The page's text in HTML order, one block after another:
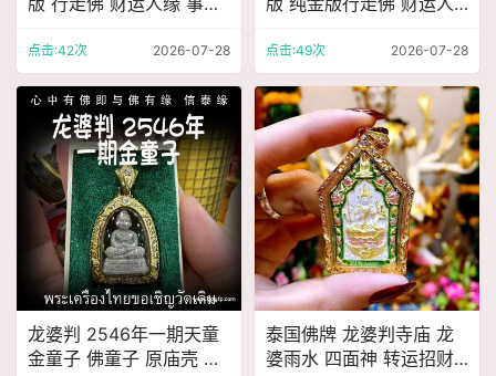
应
点击:42次 2026-07-28
有求必应 鉴定卡
点击:49次 2026-07-28
龙婆判 2546年一期天童
金童子 佛童子 原庙壳 招
泰国佛牌 龙婆判寺庙 龙
婆雨水 四面神 转运招财